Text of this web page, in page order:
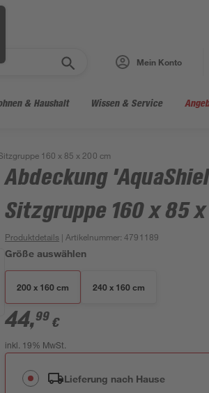
Mein Konto
& Haushalt Wissen & Service
160 x 85 x 200 cm
Abdeckung
Sitzgruppe 160 x 85
Produktdetails | Artikelnummer:4791189
Größe auswählen
200 x 160 cm 240 x 160 cm
44,99 €
inkl. 19% MwSt.
Lieferung nach Hause